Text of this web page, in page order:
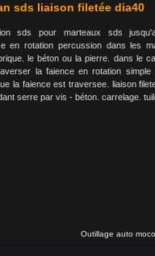
sds liaison filetée dia40
sds pour marteaux sds
en rotation percussion dans les
le béton ou la pierre. dans le
la faience en rotation simple
la faience est traversee. liaison
serre par vis - béton. carrelage.
Outillage auto